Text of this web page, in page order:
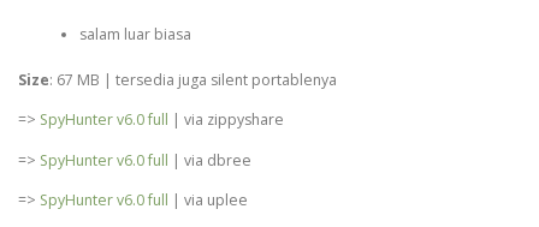
salam luar biasa
Size: 67 MB | tersedia juga silent portablenya
=> SpyHunter v6.0 full | via zippyshare
=> SpyHunter v6.0 full | via dbree
=> SpyHunter v6.0 full | via uplee